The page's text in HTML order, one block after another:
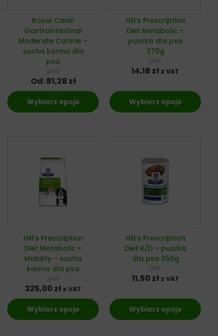
Royal Canin
Gastrointestinal
Moderate Calorie –
sucha karma dla
psa
pies
Od:81,28 zł
Wybierz opcje
Hill’s Prescription
Diet Metabolic –
puszka dla psa
370g
pies
14,18 zł z VAT
Wybierz opcje
Hill’s Prescription
Diet Metabolic +
Mobility – sucha
karma dla psa
pies
325,00 zł z VAT
Wybierz opcje
Hill’s Prescription
Diet R/D – puszka
dla psa 350g
pies
11,50 zł z VAT
Wybierz opcje